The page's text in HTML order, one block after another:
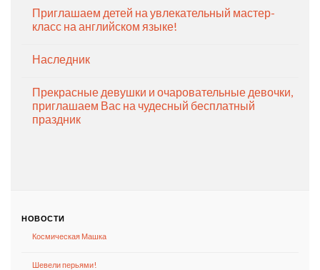
Приглашаем детей на увлекательный мастер-
класс на английском языке!
Наследник
Прекрасные девушки и очаровательные девочки,
приглашаем Вас на чудесный бесплатный
праздник
НОВОСТИ
Космическая Машка
Шевели перьями!